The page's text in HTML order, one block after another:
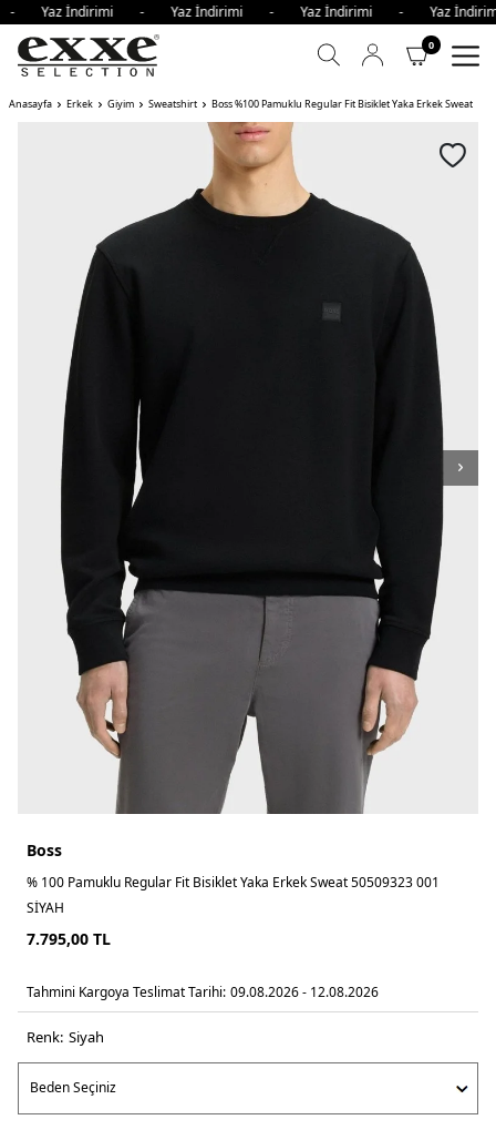
Yaz İndirimi - Yaz İndirimi - Yaz İndirimi - Yaz
0
Anasayfa Erkek Giyim Sweatshirt Boss %100 Pamuklu Regular Fit Bisiklet Yaka Erkek Sweat
Boss
% 100 Pamuklu Regular Fit Bisiklet Yaka Erkek Sweat 50509323 001
SİYAH
7.795,00 TL
Tahmini Kargoya Teslimat Tarihi: 09.08.2026 - 12.08.2026
Renk: si̇yah